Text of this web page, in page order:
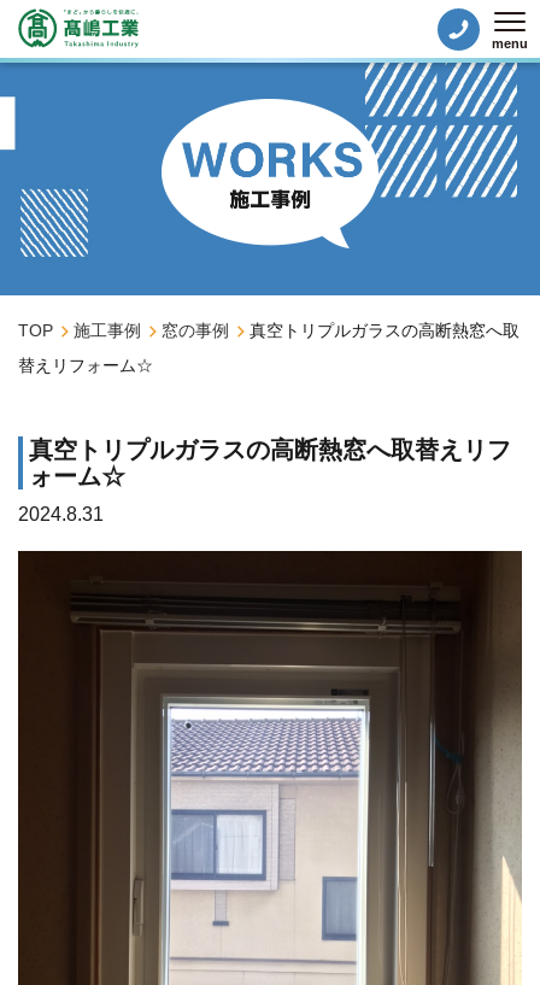
menu
TOP 施工事例 窓の事例
真空トリプルガラスの高断熱窓へ取
替えリフォーム☆
真空トリプルガラスの高断熱窓へ取替えリフ
ォーム☆
2024.8.31